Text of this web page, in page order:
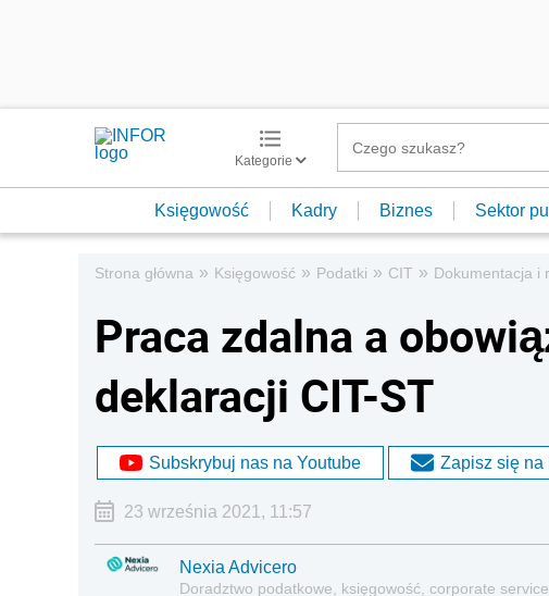
Kategorie
Księgowość Kadry Biznes Sektor
Strona główna » Księgowość » Podatki » CIT » Dokumentacja i
Praca zdalna a
deklaracji CIT-ST
Subskrybuj nas na Youtube Zapisz się na
23 września 2021, 11:57
Nexia Advicero
Doradztwo podatkowe, księgowość, corporate